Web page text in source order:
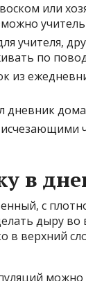
или
учителя,
по
из
дневник
исчезающими
в
с
дыру во
в верхний
можно